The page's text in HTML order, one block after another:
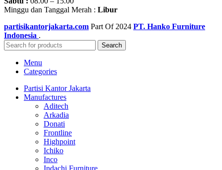
Minggu dan Tanggal Merah : Libur
partisikantorjakarta.com Part Of 2024 PT. Hanko Furniture
Indonesia .
Search
Menu
Categories
Partisi Kantor Jakarta
Manufactures
Aditech
Arkadia
Donati
Frontline
Highpoint
Ichiko
Inco
Indachi Furniture